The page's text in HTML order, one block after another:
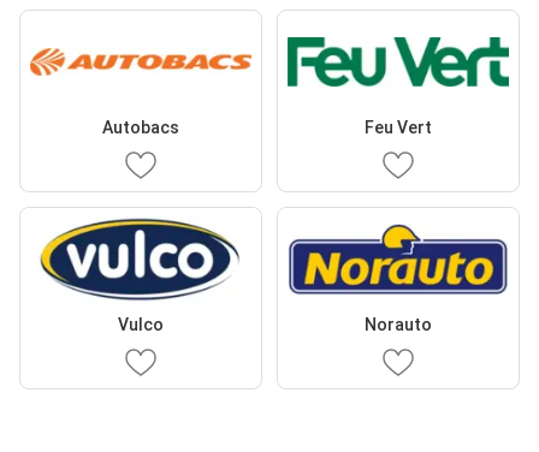
Autobacs Feu Vert
Vulco Norauto